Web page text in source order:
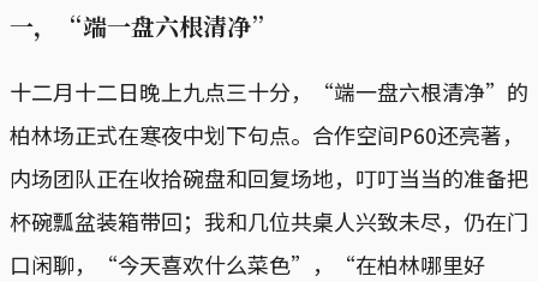
一，“端一盘六根清净”
十二月十二日晚上九点三十分，“端一盘六根清净”的
柏林场正式在寒夜中划下句点。合作空间P60还亮著，
内场团队正在收拾碗盘和回复场地，叮叮当当的准备把
杯碗瓢盆装箱带回；我和几位共桌人兴致未尽，仍在门
口闲聊，“今天喜欢什么菜色”，“在柏林哪里好